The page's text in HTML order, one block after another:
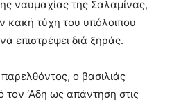
ναυμαχίας της Σαλαμίνας,
κακή τύχη του υπόλοιπου
επιστρέψει διά ξηράς.
ο βασιλιάς
τον ‘Αδη ως απάντηση στις